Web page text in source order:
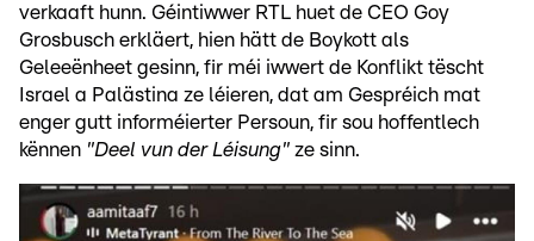
verkaaft hunn. Géintiwwer RTL huet de CEO Goy
Grosbusch erkläert, hien hätt de Boykott als
Geleeënheet gesinn, fir méi iwwert de Konflikt tëscht
Israel a Palästina ze léieren, dat am Gespréich mat
enger gutt informéierter Persoun, fir sou hoffentlech
kënnen "Deel vun der Léisung" ze sinn.